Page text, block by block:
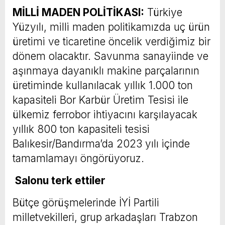
MİLLİ MADEN POLİTİKASI: Türkiye
Yüzyılı, milli maden politikamızda uç ürün
üretimi ve ticaretine öncelik verdiğimiz bir
dönem olacaktır. Savunma sanayiinde ve
aşınmaya dayanıklı makine parçalarının
üretiminde kullanılacak yıllık 1.000 ton
kapasiteli Bor Karbür Üretim Tesisi ile
ülkemiz ferrobor ihtiyacını karşılayacak
yıllık 800 ton kapasiteli tesisi
Balıkesir/Bandırma’da 2023 yılı içinde
tamamlamayı öngörüyoruz.
Salonu terk ettiler
Bütçe görüşmelerinde İYİ Partili
milletvekilleri, grup arkadaşları Trabzon